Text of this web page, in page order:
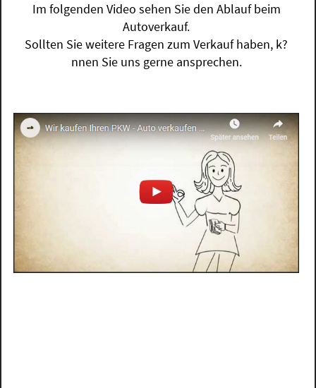
Im folgenden Video sehen Sie den Ablauf beim
Autoverkauf.
Sollten Sie weitere Fragen zum Verkauf haben, k?
nnen Sie uns gerne ansprechen.